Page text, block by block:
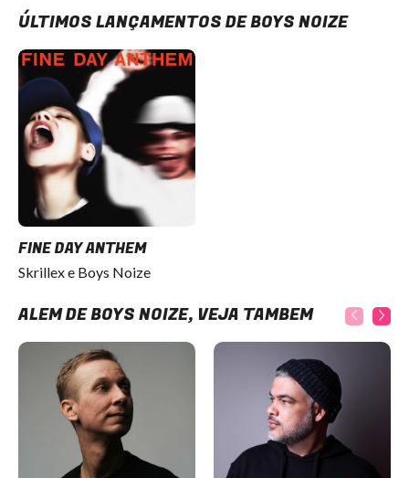
ÚLTIMOS LANÇAMENTOS DE BOYS NOIZE
FINE DAY ANTHEM
Skrillex e Boys Noize
ALÉM DE BOYS NOIZE, VEJA TAMBÉM